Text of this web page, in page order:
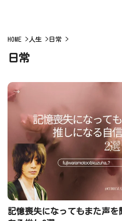
HOME > 人生 > 日常 >
日常
記憶喪失になってもまた声